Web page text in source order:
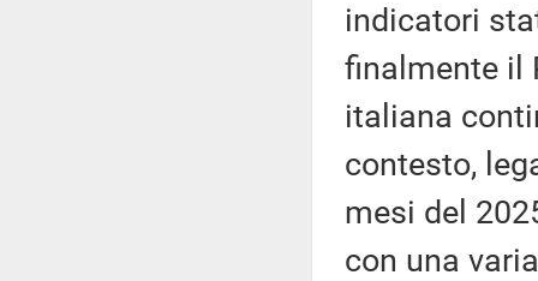
indicatori
finalmente il
italiana
contesto,
mesi del
con una